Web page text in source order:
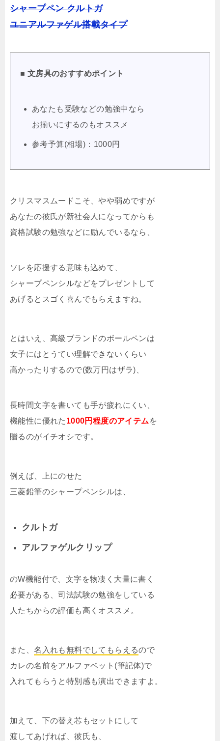
シャープペン クルトガ
ユニアルファゲル搭載タイプ
■ 文房具のおすすめポイント
あなたも受験などの勉強中なら
お揃いにするのもオススメ
参考予算(相場)：1000円
クリスマスムードこそ、やや弱めですが
あなたの彼氏が新社会人になってからも
資格試験の勉強などに励んでいるなら、
ソレを応援する意味も込めて、
シャープペンシルなどをプレゼントして
あげるとスゴく喜んでもらえますね。
とはいえ、高級ブランドのボールペンは
女子にはとうてい理解できないくらい
高かったりするので(数万円はザラ)、
長時間文字を書いても手が疲れにくい、
機能性に優れた 1000円程度のアイテム を
贈るのがイチオシです。
例えば、上にのせた
三菱鉛筆のシャープペンシルは、
クルトガ
アルファゲルクリップ
のW機能付で、文字を物凄く大量に書く
必要がある、司法試験の勉強をしている
人たちからの評価も高くオススメ。
また、名入れも無料でしてもらえるので
カレの名前をアルファベット(筆記体)で
入れてもらうと特別感も演出できますよ。
加えて、下の替え芯もセットにして
渡してあげれば、彼氏も、